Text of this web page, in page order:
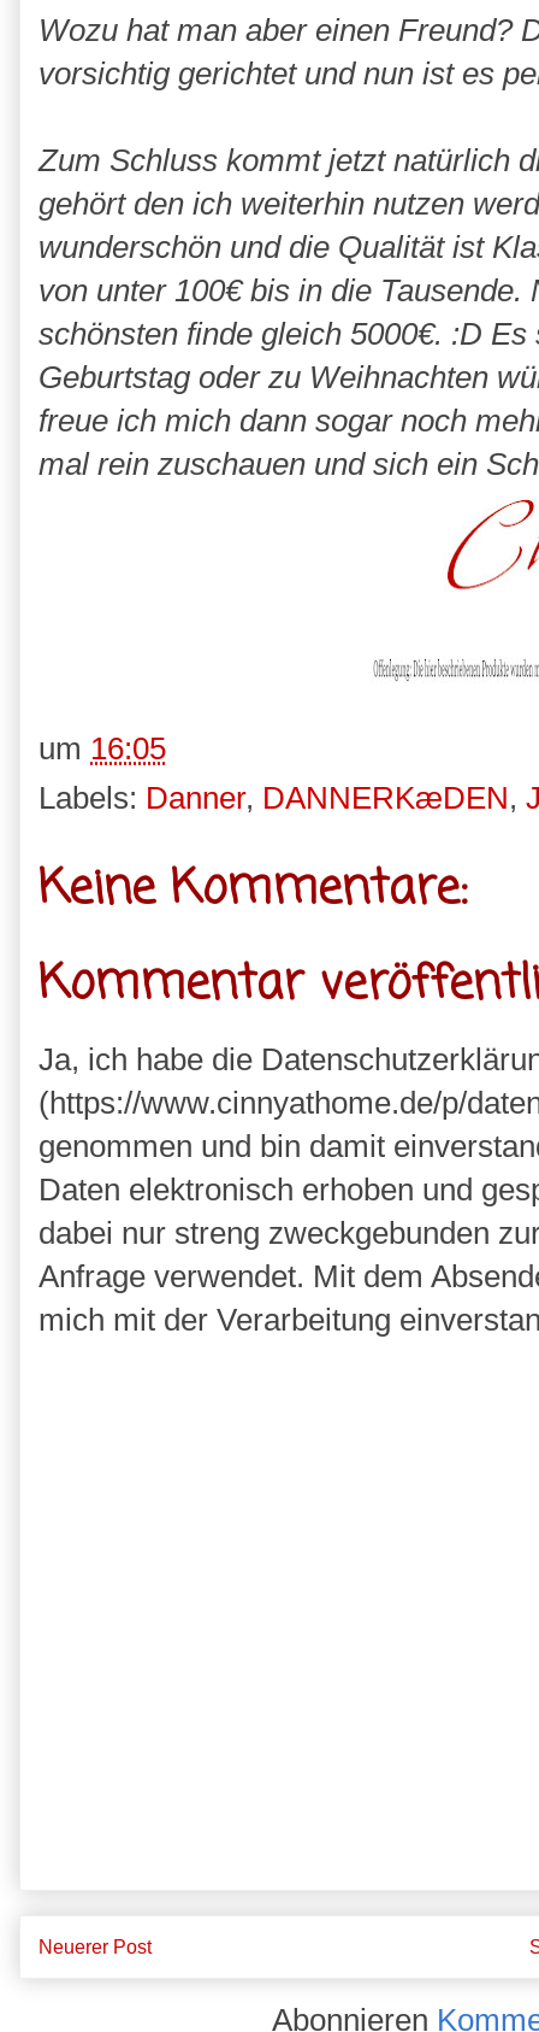
Wozu hat man aber einen Freund?
vorsichtig gerichtet und nun ist es
Zum Schluss kommt jetzt natürlich
gehört den ich weiterhin nutzen
wunderschön und die Qualität ist
von unter 100€ bis in die
schönsten finde gleich 5000€. :D
Geburtstag oder zu Weihnachten
freue ich mich dann sogar noch
mal rein zuschauen und sich ein
um 16:05
Labels: Danner, DANNERKæDEN,
Keine Kommentare:
Kommentar
Ja, ich habe die
(https://www.cinnyathome.de/p/
genommen und bin damit
Daten elektronisch erhoben und
dabei nur streng zweckgebunden
Anfrage verwendet. Mit dem
mich mit der Verarbeitung
Neuerer Post
Abonnieren